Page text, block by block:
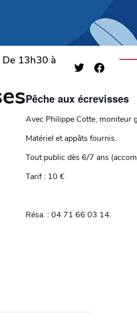
13h30 à
Pêche aux écrevisses
Avec Philippe Cotte, moniteur
Matériel et appâts fournis.
Tout public dès 6/7 ans
Tarif : 10 €
Résa. : 04 71 66 03 14.